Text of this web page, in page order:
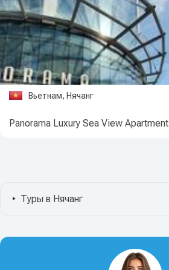
Вьетнам, Нячанг
Panorama Luxury Sea View Apartment
Туры в Нячанг